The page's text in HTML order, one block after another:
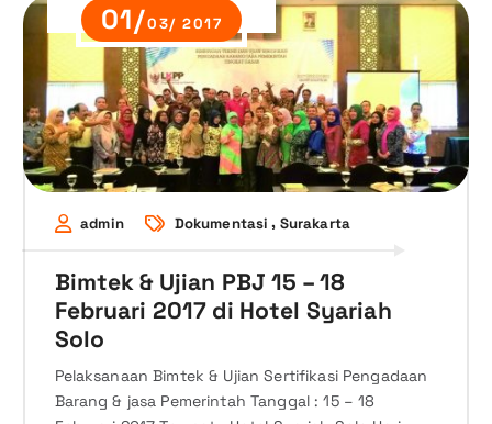
01/03/ 2017
admin Dokumentasi , Surakarta
Bimtek & Ujian PBJ 15 – 18
Februari 2017 di Hotel Syariah
Solo
Pelaksanaan Bimtek & Ujian Sertifikasi Pengadaan
Barang & jasa Pemerintah Tanggal : 15 – 18